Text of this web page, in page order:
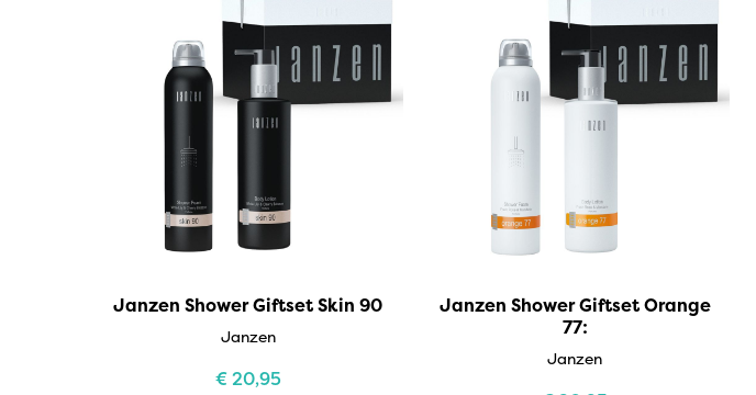
Countryfield Led Kaarsen
Bolsius
Joeff Muuss
Home Society
Janzen Shower Giftset Skin 90
Janzen
€20,95
Janzen Shower Giftset Orange
77:
Janzen